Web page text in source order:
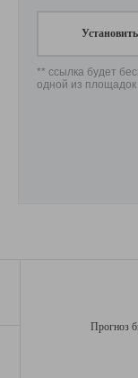
** ссылка будет
одной из
Прогноз